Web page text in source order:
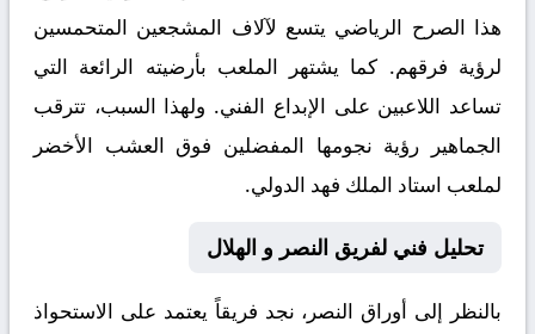
هذا الصرح الرياضي يتسع لآلاف المشجعين المتحمسين
لرؤية فرقهم. كما يشتهر الملعب بأرضيته الرائعة التي
تساعد اللاعبين على الإبداع الفني. ولهذا السبب، تترقب
الجماهير رؤية نجومها المفضلين فوق العشب الأخضر
لملعب استاد الملك فهد الدولي.
تحليل فني لفريق النصر و الهلال
بالنظر إلى أوراق النصر ، نجد فريقاً يعتمد على الاستحواذ